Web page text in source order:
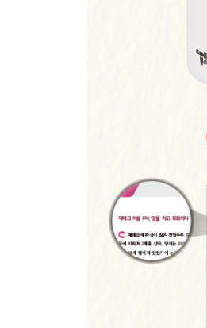
[현장사례로 보는 절
10 양도세 중과되는 경
실수요 아닌 경우 중과
분양권&미등기 부동
11 양도세는 어떻게 신
주의! 양도세 기본공
무신고 및 납부지연 가
12 다운계약서 문제
다운계약서 썼더라도,
다운계약서 제재, 이